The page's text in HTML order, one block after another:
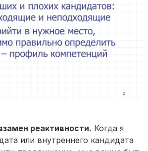
реактивности. Когда я
или внутреннего кандидата